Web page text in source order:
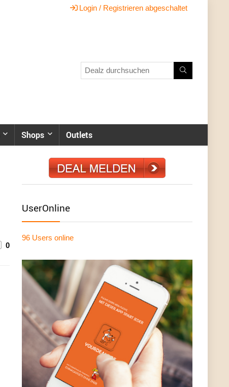
Login / Registrieren abgeschaltet
Shops Outlets
0
UserOnline
96 Users online